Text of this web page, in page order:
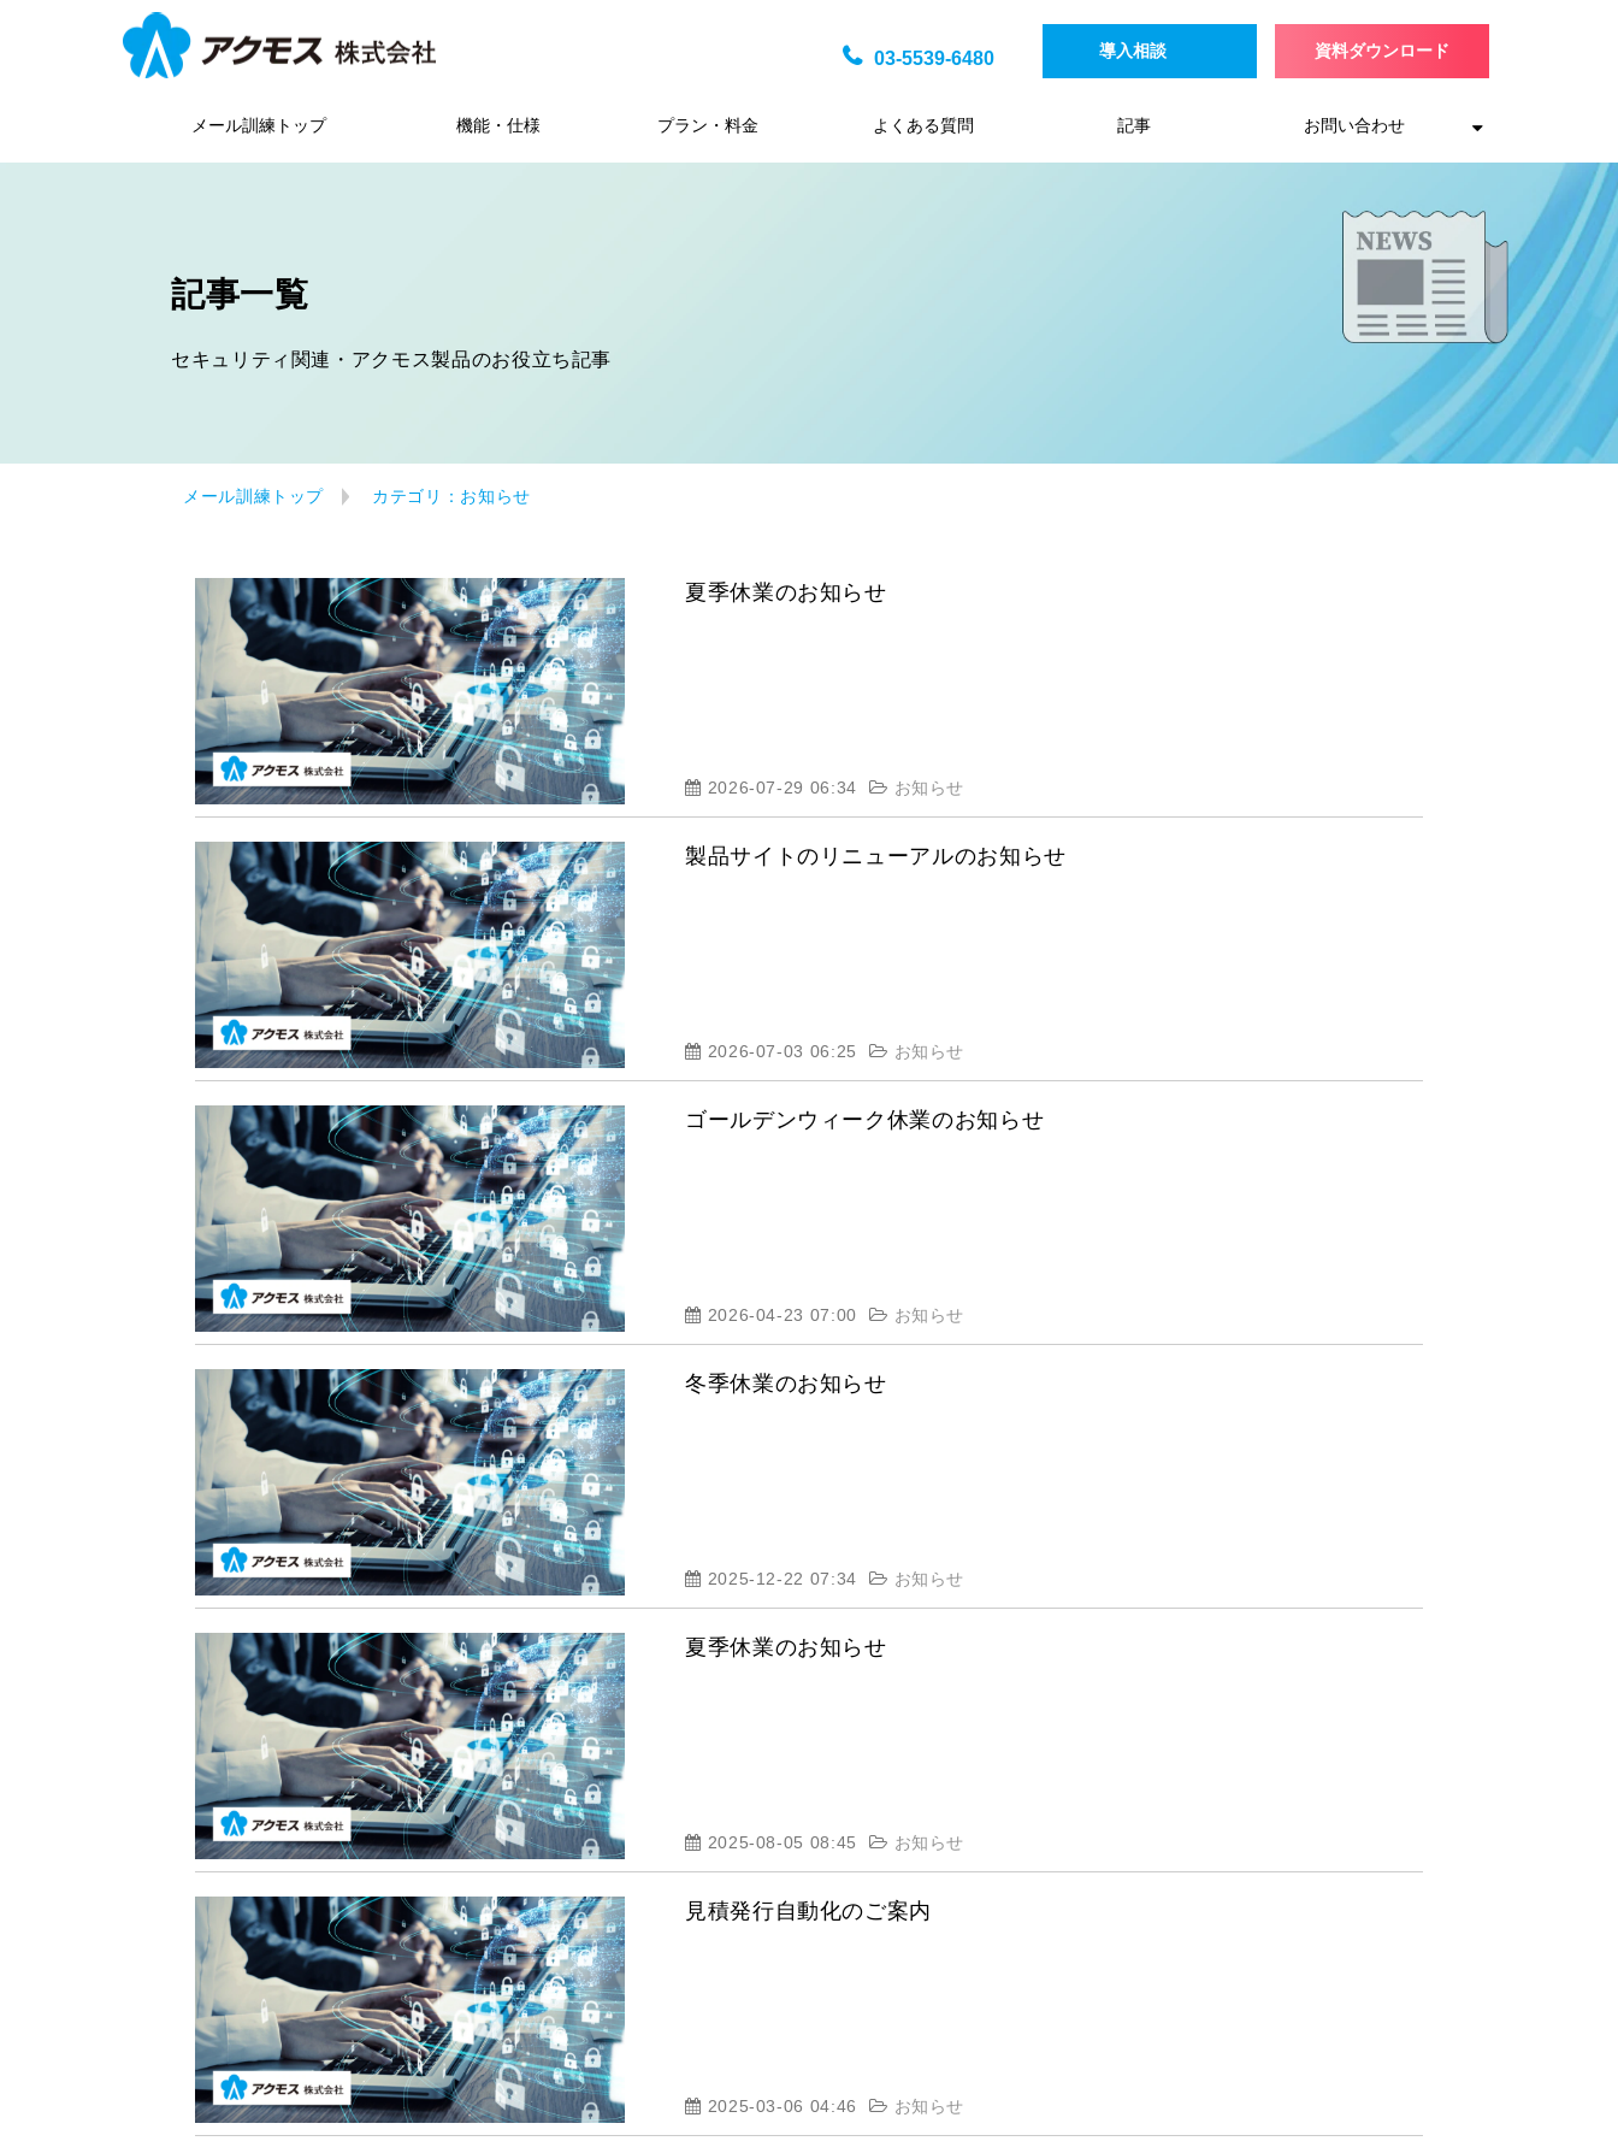
03-5539-6480 導入相談 資料ダウンロード
メール訓練トップ 機能・仕様 プラン・料金 よくある質問 記事 お問い合わせ
記事一覧
セキュリティ関連・アクモス製品のお役立ち記事
メール訓練トップ カテゴリ：お知らせ
夏季休業のお知らせ
2026-07-29 06:34 お知らせ
製品サイトのリニューアルのお知らせ
2026-07-03 06:25 お知らせ
ゴールデンウィーク休業のお知らせ
2026-04-23 07:00 お知らせ
冬季休業のお知らせ
2025-12-22 07:34 お知らせ
夏季休業のお知らせ
2025-08-05 08:45 お知らせ
見積発行自動化のご案内
2025-03-06 04:46 お知らせ